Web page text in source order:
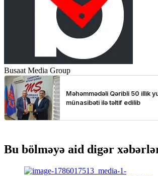
Busaat Media Group
Bu bölməyə aid digər